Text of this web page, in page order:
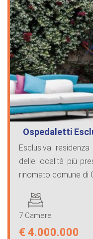
Ospedaletti
Esclusiva
delle località più
rinomato comune di
7 Camere
€ 4.000.000